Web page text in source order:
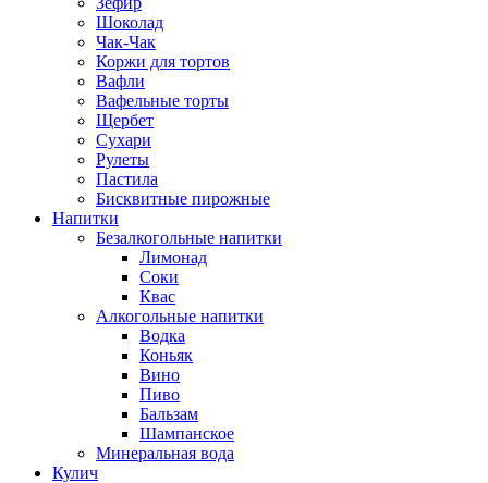
Шоколад
Чак-Чак
Коржи для тортов
Вафли
Вафельные торты
Щербет
Сухари
Рулеты
Пастила
Бисквитные пирожные
Напитки
Безалкогольные напитки
Лимонад
Соки
Квас
Алкогольные напитки
Водка
Коньяк
Вино
Пиво
Бальзам
Шампанское
Минеральная вода
Кулич